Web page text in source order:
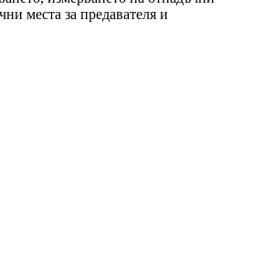
места за предавателя и